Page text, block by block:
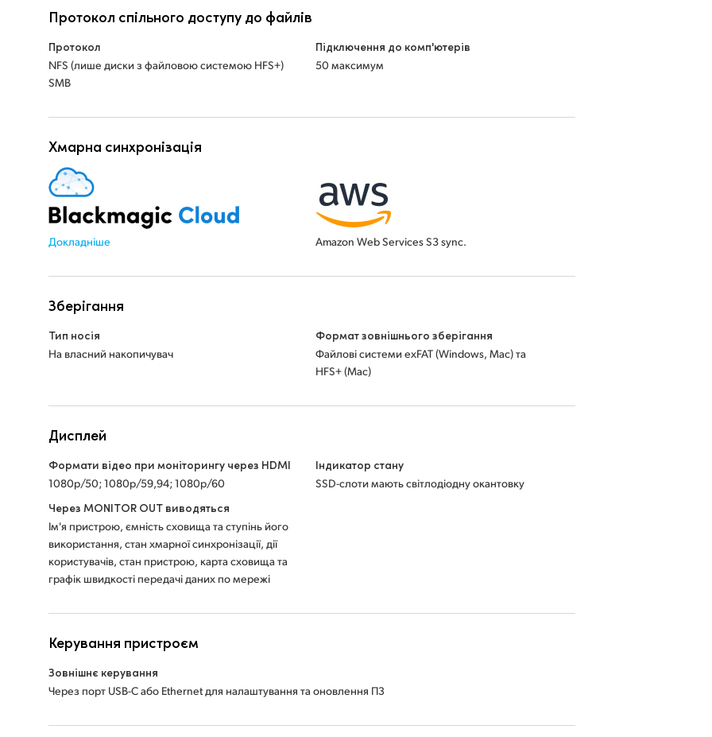
Протокол спільного доступу до файлів
Протокол
NFS (лише диски з файловою системою HFS+)
SMB
Підключення до комп'ютерів
50 максимум
Хмарна синхронізація
Докладніше Amazon Web Services S3 sync.
Зберігання
Тип носія
На власний накопичувач
Формат зовнішнього зберігання
Файлові системи exFAT (Windows, Mac) та
HFS+ (Mac)
Дисплей
Формати відео при моніторингу через HDMI
1080p/50; 1080p/59,94; 1080p/60
Через MONITOR OUT виводяться
Ім'я пристрою, ємність сховища та ступінь його
використання, стан хмарної синхронізації, дії
користувачів, стан пристрою, карта сховища та
графік швидкості передачі даних по мережі
Індикатор стану
SSD-слоти мають світлодіодну окантовку
Керування пристроєм
Зовнішнє керування
Через порт USB-C або Ethernet для налаштування та оновлення ПЗ